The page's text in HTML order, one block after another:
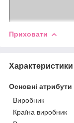
Приховати
Характеристики
Основні атрибути
Виробник
Країна виробник